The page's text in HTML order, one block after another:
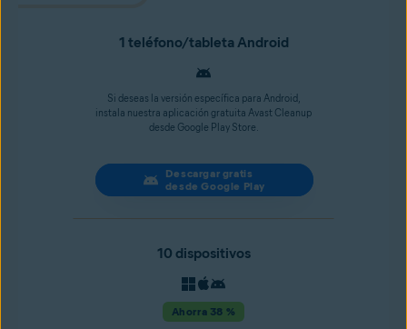
1 teléfono/tableta Android
Si deseas la versión específica para Android,
instala nuestra aplicación gratuita Avast Cleanup
desde Google Play Store.
Descargar gratis
desde Google Play
10 dispositivos
Ahorra 38 %